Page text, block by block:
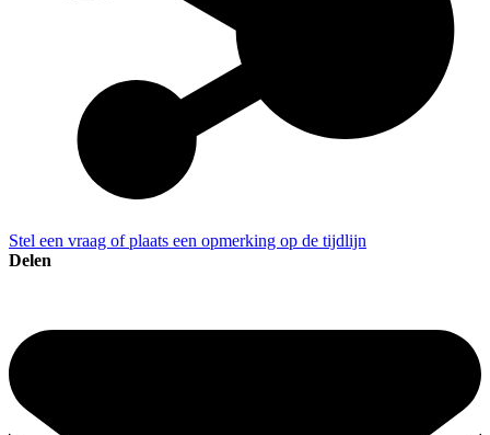
Stel een vraag of plaats een opmerking op de tijdlijn
Delen